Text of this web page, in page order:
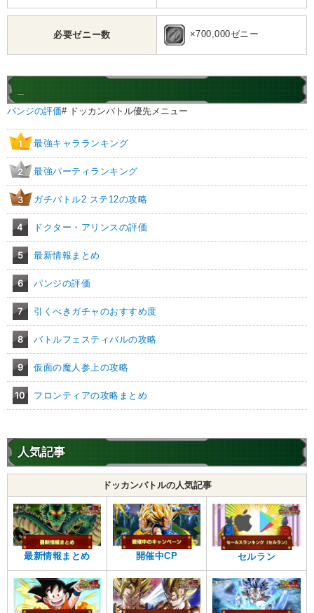
ゴルゴジ
9.5 /10点
宇宙最凶
宇宙最強の一族
征服の野望
超激戦
【一致するカテゴリー(4)】
最凶の一族
恐怖の征服
クウラ
6.5 /10点
【発動リンク効果】
・ ATK+40%
残虐
宇宙最強の一族
征服の野望
超激戦
【一致するカテゴリー(
最凶の一族
恐怖の征服
クウラ
9.5 /10点
・気力+2
・ATK+45%
【一致するリンクスキル(4)】
宇宙最凶
征服の野望
フリーザ
5.0 /10点
・気力+2
・ATK+45%
【一致するリンクスキル(4)】
宇宙最凶
宇宙最強の一族
征服の野望
超激戦
【一致するカテゴリー(
)】
最凶の一族
恐怖の征服
継承する者
必要ゼニー数 ×700,000ゼニー
パンジの評価# ドッカンバトル優先メニュー
1 最強キャラランキング
2 最強パーティランキング
3 ガチバトル2 ステ12の攻略
4 ドクター・アリンスの評価
5 最新情報まとめ
6 パンジの評価
7 引くべきガチャのおすすめ度
8 バトルフェスティバルの攻略
9 仮面の魔人参上の攻略
10 フロンティアの攻略まとめ
人気記事
ドッカンバトルの人気記事
最新情報まとめ 開催中CP セルラン